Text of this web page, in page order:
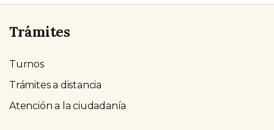
Trámites
Turnos
Trámites a distancia
Atención a la ciudadanía